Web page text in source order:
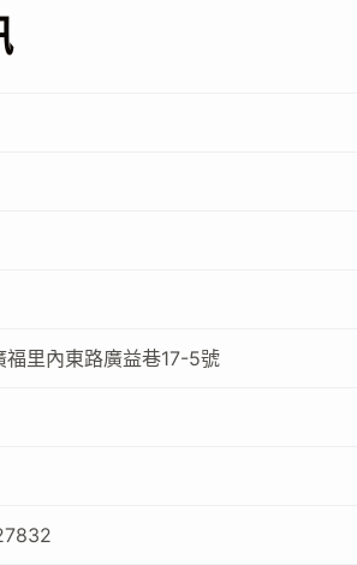
福里內東路廣益巷17-5號